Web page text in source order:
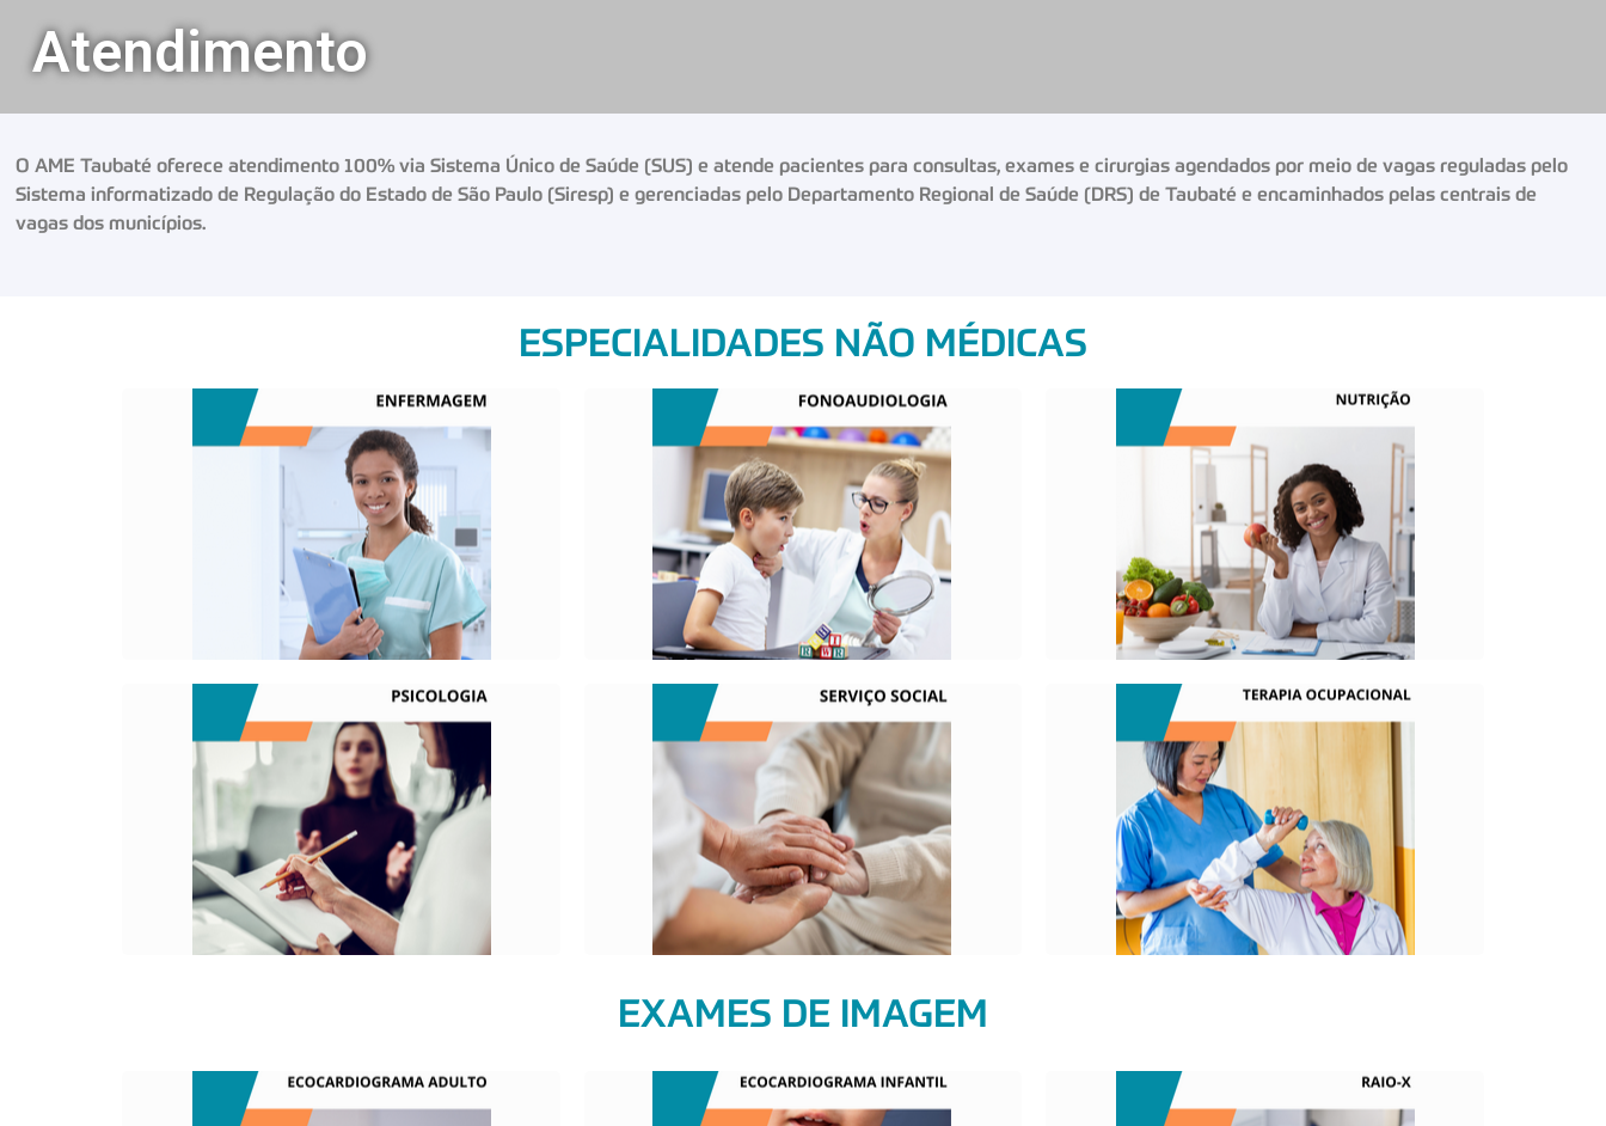
Atendimento
O AME Taubaté oferece atendimento 100% via Sistema Único de Saúde (SUS) e atende pacientes para consultas, exames e cirurgias agendados por meio de vagas reguladas pelo
Sistema informatizado de Regulação do Estado de São Paulo (Siresp) e gerenciadas pelo Departamento Regional de Saúde (DRS) de Taubaté e encaminhados pelas centrais de
vagas dos municípios.
ESPECIALIDADES NÃO MÉDICAS
O QUE É?
Abrange o atendimento de indivíduos de
todas as idades, famílias, grupos e
comunidades.
O QUE É?
Analisa as funções biológicas e
comportamentais envolvidas na
comunicação humana.
O QUE É?
Estuda as relações entre os alimentos e
nutrientes ingeridos pelo ser humano e
possíveis estados de saúde e doença.
O QUE É?
Ciência que trata, estuda e analisa os
processos mentais e comportamentos de
indivíduos e grupos humanos em
diferentes situações.
O QUE É?
Área de conhecimento e de intervenção
que responde às demandas e
necessidades existentes da sociedade.
O QUE É?
Este profissional avalia o desempenho
ocupacional em áreas de autocuidado,
trabalho, lazer, capacidades cognitivas,
sensoriais, motoras e sociais.
EXAMES DE IMAGEM